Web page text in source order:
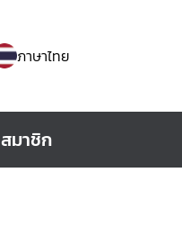
ภาษาไทย
สมาชิก